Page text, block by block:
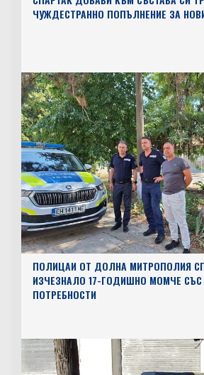
ЧУЖДЕСТРАННО ПОПЪЛНЕНИЕ ЗА
ПОЛИЦАИ ОТ ДОЛНА МИТРОПОЛИЯ
ИЗЧЕЗНАЛО 17-ГОДИШНО МОМЧЕ
ПОТРЕБНОСТИ